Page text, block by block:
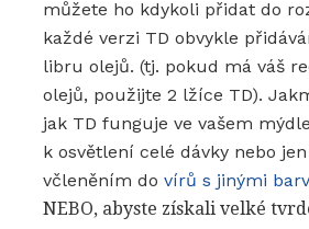
můžete ho kdykoli přidat do
každé verzi TD obvykle
libru olejů. (tj. pokud má váš
olejů, použijte 2 lžíce TD).
jak TD funguje ve vašem
k osvětlení celé dávky nebo
včleněním do vírů s jinými
NEBO, abyste získali velké